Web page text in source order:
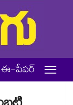
ఈ-పేపర్